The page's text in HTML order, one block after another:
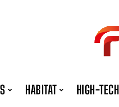
HABITAT HIGH-TECH